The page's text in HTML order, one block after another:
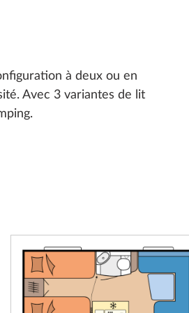
à deux ou en
Avec 3 variantes de lit